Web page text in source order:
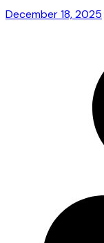
December 18, 2025